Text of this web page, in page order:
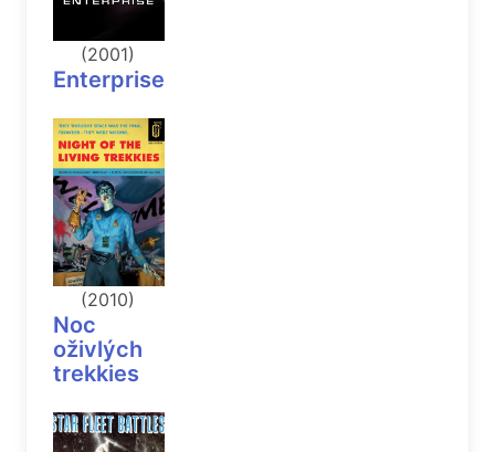
(2001)
Enterprise
(2010)
Noc
oživlých
trekkies